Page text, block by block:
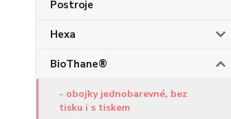
Postroje
Hexa
BioThane®
- obojky jednobarevné, bez
tisku i s tiskem